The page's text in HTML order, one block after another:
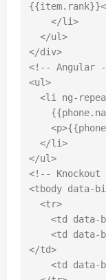
{{item.rank}}
</li>
</ul>
</div>
<!-- Angular
<ul>
<li ng-
<p>
</li>
</ul>
<!-- Knockout
<tbody data-
<tr>
<td data-
<td data-
</td>
<td data-